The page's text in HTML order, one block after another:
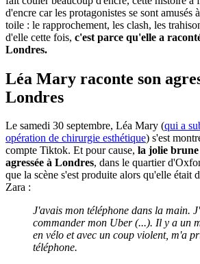
d'encre car les protagonistes se sont amusés
toile : le rapprochement, les clash, les
d'elle cette fois, c'est parce qu'elle a
Londres.
Léa Mary raconte son
Londres
Le samedi 30 septembre, Léa Mary (qui a
opération de chirurgie esthétique) s'est
compte Tiktok. Et pour cause, la jolie brune
agressée à Londres, dans le quartier
que la scène s'est produite alors qu'elle était
Zara :
J'avais mon téléphone dans la main.
commander mon Uber (...). Il y a un
en vélo et avec un coup violent, m'a
téléphone.